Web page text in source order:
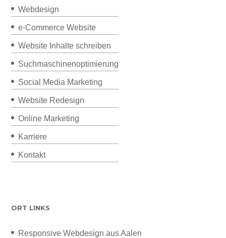
Webdesign
e-Commerce Website
Website Inhalte schreiben
Suchmaschinenoptimierung
Social Media Marketing
Website Redesign
Online Marketing
Karriere
Kontakt
ORT LINKS
Responsive Webdesign aus Aalen